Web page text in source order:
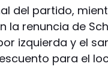
del partido,
la renuncia de
izquierda y el
para el